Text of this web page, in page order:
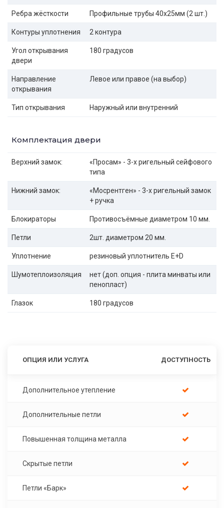
Ребра жёсткости Профильные трубы 40х25мм (2 шт.)
Контуры уплотнения 2 контура
Угол открывания
двери
180 градусов
Направление
открывания
Левое или правое (на выбор)
Тип открывания Наружный или внутренний
Комплектация двери
Верхний замок:
«Просам» - 3-х ригельный сейфового
типа
Нижний замок:
«Мосрентген» - 3-х ригельный замок
+ ручка
Блокираторы Противосъёмные диаметром 10 мм.
Петли 2шт. диаметром 20 мм.
Уплотнение резиновый уплотнитель E+D
Шумотеплоизоляция
нет (доп. опция - плита минваты или
пенопласт)
Глазок 180 градусов
ОПЦИЯ ИЛИ УСЛУГА ДОСТУПНОСТЬ
Дополнительное утепление
Дополнительные петли
Повышенная толщина металла
Скрытые петли
Петли «Барк»